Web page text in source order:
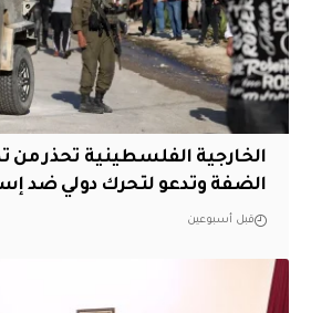
الخارجية الفلسطينية تحذر من
الضفة وتدعو لتحرك دولي ضد
قبل أسبوعين